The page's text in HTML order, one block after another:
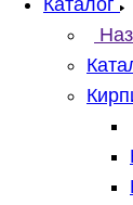
Каталог